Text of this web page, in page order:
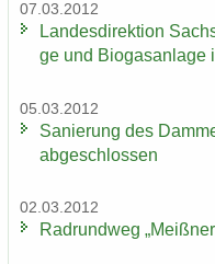
07.03.2012
Lan­des­di­rek­ti­on
ge und Bio­gas­an­la­ge
05.03.2012
Sa­nie­rung des
ab­ge­schlos­sen
02.03.2012
Rad­rund­weg